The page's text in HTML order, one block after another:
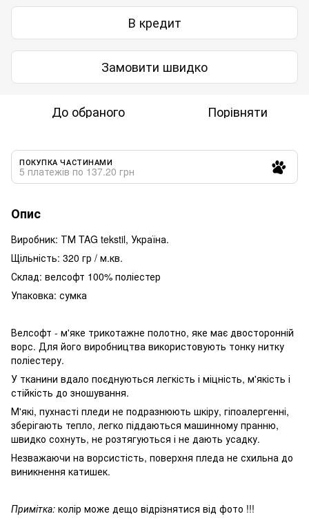
В кредит
Замовити швидко
До обраного Порівняти
ПОКУПКА ЧАСТИНАМИ
5 платежів по 137.20 грн
Опис
Виробник: ТМ TAG tekstil, Україна.
Щільність: 320 гр / м.кв.
Склад: велсофт 100% поліестер
Упаковка: сумка
Велсофт - м'яке трикотажне полотно, яке має двосторонній
ворс. Для його виробництва використовують тонку нитку
поліестеру.
У тканини вдало поєднуються легкість і міцність, м'якість і
стійкість до зношування.
М'які, пухнасті пледи не подразнюють шкіру, гіпоалергенні,
зберігають тепло, легко піддаються машинному пранню,
швидко сохнуть, не розтягуються і не дають усадку.
Незважаючи на ворсистість, поверхня пледа не схильна до
виникнення катишек.
Примітка: колір може дещо відрізнятися від фото !!!